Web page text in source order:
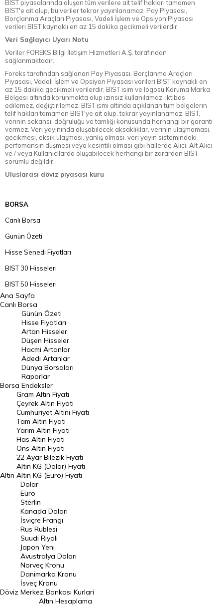
BIST piyasalarında oluşan tüm verilere ait telif hakları tamamen
BIST'e ait olup, bu veriler tekrar yayınlanamaz. Pay Piyasası,
Borçlanma Araçları Piyasası, Vadeli İşlem ve Opsiyon Piyasası
verileri BIST kaynaklı en az 15 dakika gecikmeli verilerdir.
Veri Sağlayıcı Uyarı Notu
Veriler FOREKS Bilgi İletişim Hizmetleri A.Ş. tarafından
sağlanmaktadır.
Foreks tarafından sağlanan Pay Piyasası, Borçlanma Araçları
Piyasası, Vadeli İşlem ve Opsiyon Piyasası verileri BIST kaynaklı en
az 15 dakika gecikmeli verilerdir. BIST isim ve logosu Koruma Marka
Belgesi altında korunmakta olup izinsiz kullanılamaz, iktibas
edilemez, değiştirilemez. BIST ismi altında açıklanan tüm belgelerin
telif hakları tamamen BIST'ye ait olup, tekrar yayınlanamaz. BIST,
verinin sekansı, doğruluğu ve tamlığı konusunda herhangi bir garanti
vermez. Veri yayınında oluşabilecek aksaklıklar, verinin ulaşmaması,
gecikmesi, eksik ulaşması, yanlış olması, veri yayın sistemindeki
perfomansın düşmesi veya kesintili olması gibi hallerde Alıcı, Alt Alıcı
ve / veya Kullanıcılarda oluşabilecek herhangi bir zarardan BIST
sorumlu değildir.
Uluslarası döviz piyasası kuru
BORSA
Canlı Borsa
Günün Özeti
Hisse Senedi Fiyatları
BIST 30 Hisseleri
BIST 50 Hisseleri
BIST 100 Hisseleri
En Çok Artan Hisseler
En Çok Düşen Hisseler
Hacmi Artanlar
Geçmiş Kapanışlar
Dünya Borsaları
Raporlar
Endeksler
DÖVİZ
Döviz Kuru
Dolar Kuru
Euro Kuru
Pound Kuru
Frank Kuru
Riyal Kuru
Avustralya Doları
Danimarka Kronu Kuru
Kanada Doları Kuru
Norveç Kronu Kuru
Ana Sayfa
Canlı Borsa
Borsa
Günün Özeti
Hisse Fiyatları
Artan Hisseler
Düşen Hisseler
Hacmi Artanlar
Adedi Artanlar
Dünya Borsaları
Raporlar
Endeksler
Altın
Gram Altın Fiyatı
Çeyrek Altın Fiyatı
Cumhuriyet Altını Fiyatı
Tam Altın Fiyatı
Yarım Altın Fiyatı
Has Altın Fiyatı
Ons Altın Fiyatı
22 Ayar Bilezik Fiyatı
Altın KG (Dolar) Fiyatı
Altın KG (Euro) Fiyatı
Döviz
Dolar
Euro
Sterlin
Kanada Doları
İsviçre Frangı
Rus Rublesi
Suudi Riyali
Japon Yeni
Avustralya Doları
Norveç Kronu
Danimarka Kronu
İsveç Kronu
Merkez Bankası Kurlari
Altın Hesaplama